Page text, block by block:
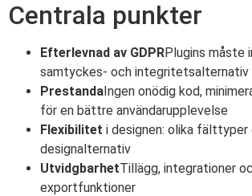
Centrala punkter
Efterlevnad av GDPRPlugins måste
samtyckes- och integritetsalternativ
PrestandaIngen onödig kod,
för en bättre användarupplevelse
Flexibilitet i designen: olika fälttyper
designalternativ
UtvidgbarhetTillägg, integrationer
exportfunktioner